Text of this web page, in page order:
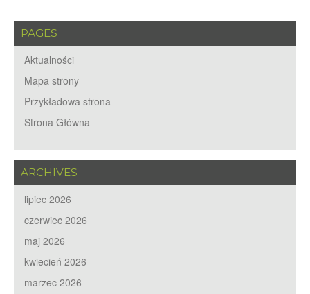
PAGES
Aktualności
Mapa strony
Przykładowa strona
Strona Główna
ARCHIVES
lipiec 2026
czerwiec 2026
maj 2026
kwiecień 2026
marzec 2026